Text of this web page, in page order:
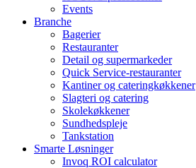
Events
Branche
Bagerier
Restauranter
Detail og supermarkeder
Quick Service-restauranter
Kantiner og cateringkøkkener
Slagteri og catering
Skolekøkkener
Sundhedspleje
Tankstation
Smarte Løsninger
Invoq ROI calculator